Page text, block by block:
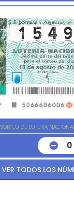
SORTEO DE LOTERIA
0
VER